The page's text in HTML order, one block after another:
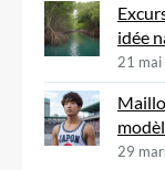
idée
21
29